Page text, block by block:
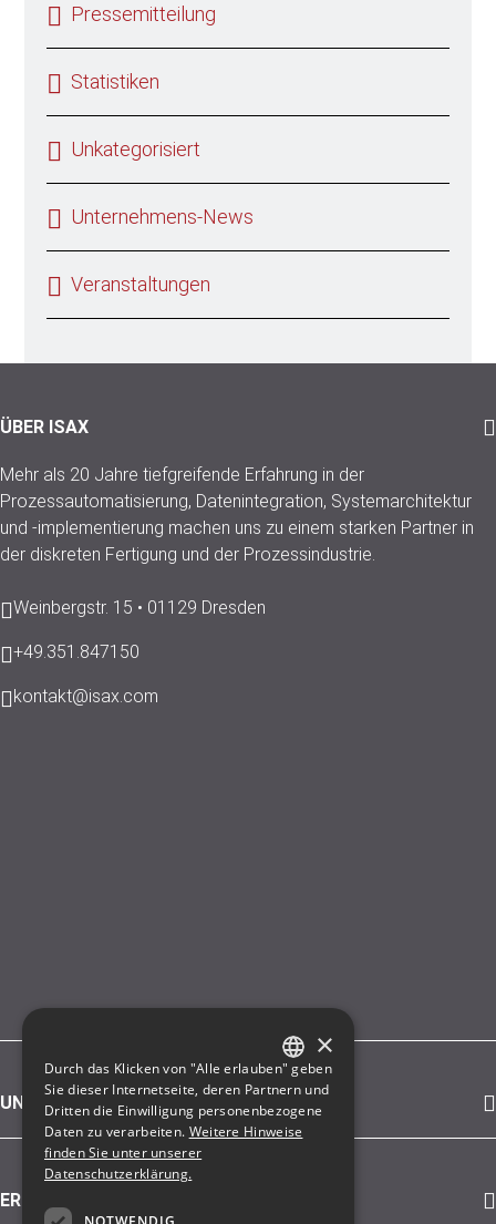
Pressemitteilung
Statistiken
Unkategorisiert
Unternehmens-News
Veranstaltungen
ÜBER ISAX
Mehr als 20 Jahre tiefgreifende Erfahrung in der
Prozessautomatisierung, Datenintegration, Systemarchitektur
und -implementierung machen uns zu einem starken Partner in
der diskreten Fertigung und der Prozessindustrie.
Weinbergstr. 15 • 01129 Dresden
+49.351.847150
kontakt@isax.com
UNSER ANGEBOT
ERFAHREN SIE MEHR ÜBER
GERMAN
ENGLISH
×
Durch das Klicken von "Alle erlauben" geben
Sie dieser Internetseite, deren Partnern und
Dritten die Einwilligung personenbezogene
Daten zu verarbeiten. Weitere Hinweise
finden Sie unter unserer
Datenschutzerklärung.